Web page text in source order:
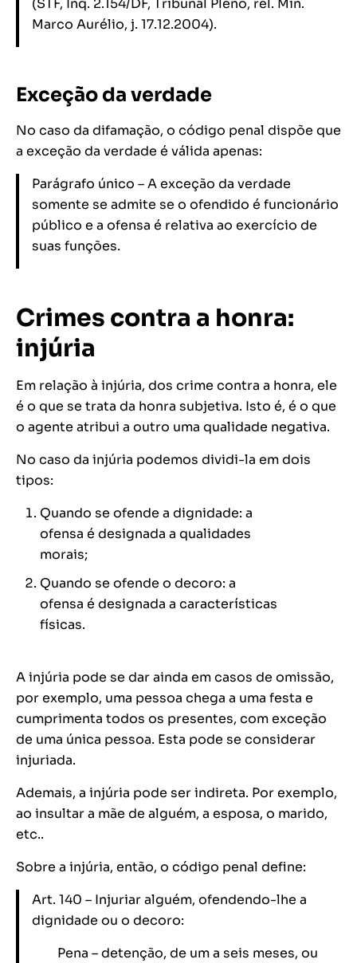
(STF, Inq. 2.154/DF, Tribunal Pleno, rel. Min.
Marco Aurélio, j. 17.12.2004).
Exceção da verdade
No caso da difamação, o código penal dispõe que
a exceção da verdade é válida apenas:
Parágrafo único – A exceção da verdade
somente se admite se o ofendido é funcionário
público e a ofensa é relativa ao exercício de
suas funções.
Crimes contra a honra:
injúria
Em relação à injúria, dos crime contra a honra, ele
é o que se trata da honra subjetiva. Isto é, é o que
o agente atribui a outro uma qualidade negativa.
No caso da injúria podemos dividi-la em dois
tipos:
Quando se ofende a dignidade: a
ofensa é designada a qualidades
morais;
Quando se ofende o decoro: a
ofensa é designada a características
físicas.
A injúria pode se dar ainda em casos de omissão,
por exemplo, uma pessoa chega a uma festa e
cumprimenta todos os presentes, com exceção
de uma única pessoa. Esta pode se considerar
injuriada.
Ademais, a injúria pode ser indireta. Por exemplo,
ao insultar a mãe de alguém, a esposa, o marido,
etc..
Sobre a injúria, então, o código penal define:
Art. 140 – Injuriar alguém, ofendendo-lhe a
dignidade ou o decoro:
Pena – detenção, de um a seis meses, ou